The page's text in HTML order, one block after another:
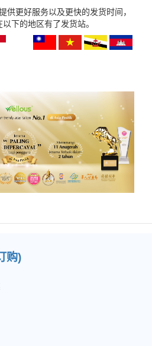
供更好服务以及更快的发货时间，
下的地区有了发货站。
购)